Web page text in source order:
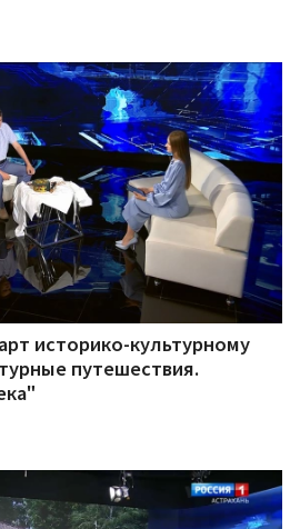
историко-культурному
путешествия.